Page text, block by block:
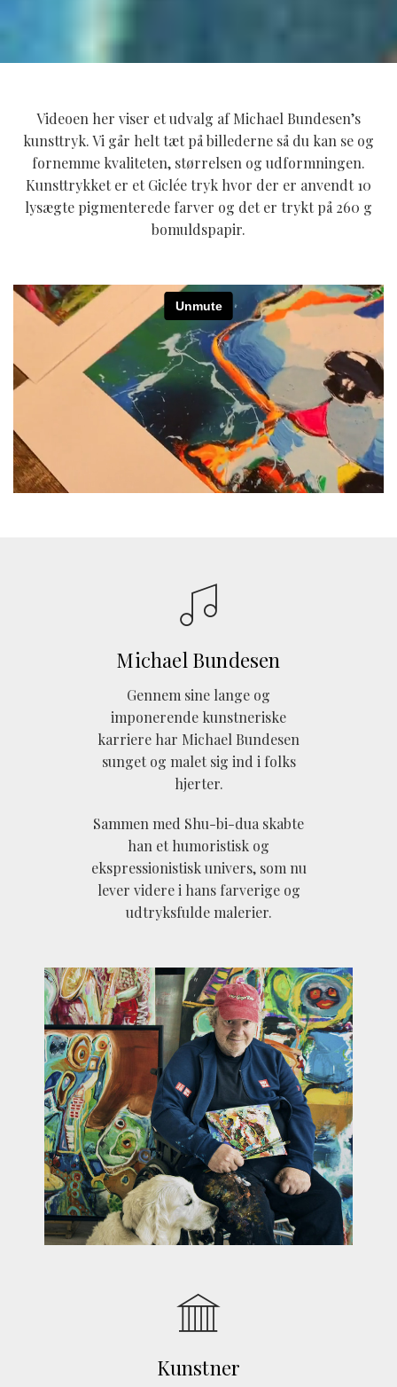
Videoen her viser et udvalg af Michael Bundesen’s
kunsttryk. Vi går helt tæt på billederne så du kan se og
fornemme kvaliteten, størrelsen og udformningen.
Kunsttrykket er et Giclée tryk hvor der er anvendt 10
lysægte pigmenterede farver og det er trykt på 260 g
bomuldspapir.
Michael Bundesen
Gennem sine lange og
imponerende kunstneriske
karriere har Michael Bundesen
sunget og malet sig ind i folks
hjerter.
Sammen med Shu-bi-dua skabte
han et humoristisk og
ekspressionistisk univers, som nu
lever videre i hans farverige og
udtryksfulde malerier.
Kunstner